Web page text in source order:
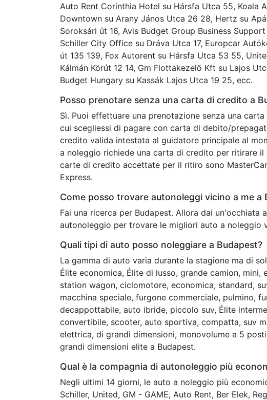
Auto Rent Corinthia Hotel su Hársfa Utca 55, Koala
Downtown su Arany János Utca 26 28, Hertz su
Soroksári út 16, Avis Budget Group Business
Schiller City Office su Dráva Utca 17, Europcar
út 135 139, Fox Autorent su Hársfa Utca 53 55,
Kálmán Körút 12 14, Gm Flottakezelő Kft su Lajos
Budget Hungary su Kassák Lajos Utca 19 25, ecc.
Posso prenotare senza una carta di credito a
Sì. Puoi effettuare una prenotazione senza una
cui scegliessi di pagare con carta di debito/
credito valida intestata al guidatore principale al
a noleggio richiede una carta di credito per ritirare
carte di credito accettate per il ritiro sono
Express.
Come posso trovare autonoleggi vicino a me a
Fai una ricerca per Budapest. Allora dai un'occhiata
autonoleggio per trovare le migliori auto a noleggio
Quali tipi di auto posso noleggiare a Budapest?
La gamma di auto varia durante la stagione ma di
Élite economica, Élite di lusso, grande camion,
station wagon, ciclomotore, economica, standard,
macchina speciale, furgone commerciale, pulmino,
decappottabile, auto ibride, piccolo suv, Élite
convertibile, scooter, auto sportiva, compatta, suv
elettrica, di grandi dimensioni, monovolume a 5
grandi dimensioni elite a Budapest.
Qual è la compagnia di autonoleggio più
Negli ultimi 14 giorni, le auto a noleggio più
Schiller, United, GM - GAME, Auto Rent, Ber Elek,